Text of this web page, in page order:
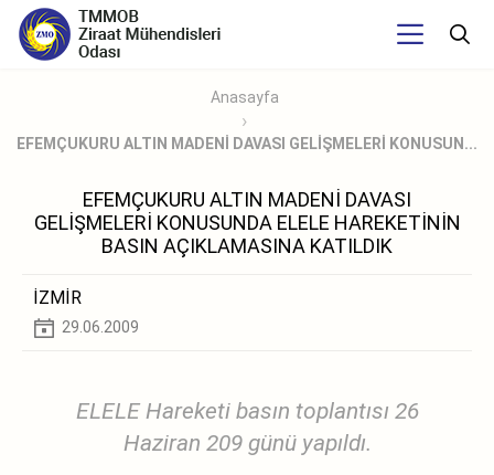
Anasayfa
EFEMÇUKURU ALTIN MADENİ DAVASI GELİŞMELERİ KONUSUN...
EFEMÇUKURU ALTIN MADENİ DAVASI
GELİŞMELERİ KONUSUNDA ELELE HAREKETİNİN
BASIN AÇIKLAMASINA KATILDIK
İZMİR
29.06.2009
ELELE Hareketi basın toplantısı 26
Haziran 209 günü yapıldı.